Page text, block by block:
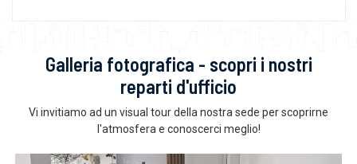
Galleria fotografica - scopri i nostri
reparti d'ufficio
Vi invitiamo ad un visual tour della nostra sede per scoprirne
l'atmosfera e conoscerci meglio!